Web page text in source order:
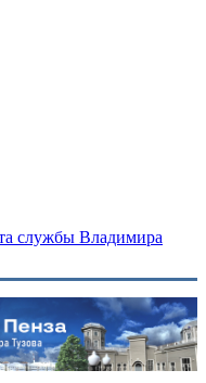
службы Владимира